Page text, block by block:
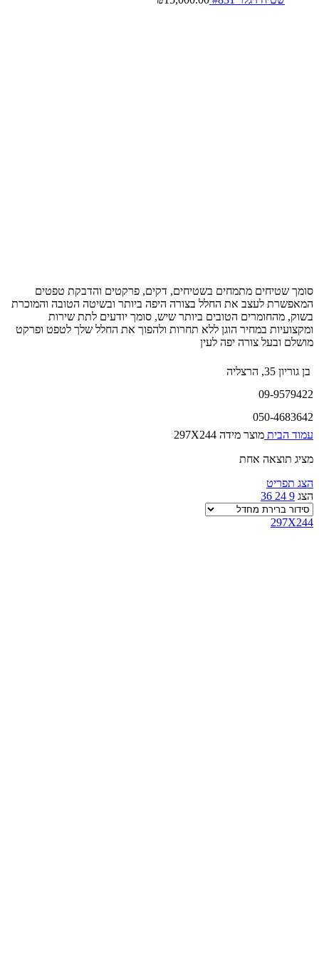
סומך שטיחים מתמחים בשטיחים, דקים, פרקטים והדבקת טפטים
המאפשרת לעצב את החלל בצורה היפה ביותר ובשיטה הטובה והמוכרת
בשוק, מהחומרים הטובים ביותר שיש, סומך יודעים לתת שירות
ומקצועיות במחיר הוגן ללא תחרות ולהפוך את החלל שלך לטפט ופרקט
מושלם ובעל צורה יפה לעין
בן גוריון 35, הרצליה
09-9579422
050-4683642
עמוד הבית מוצר מידה 297X244
מציג תוצאה אחת
הצג תפריט
הצג 9
24
36
297X244